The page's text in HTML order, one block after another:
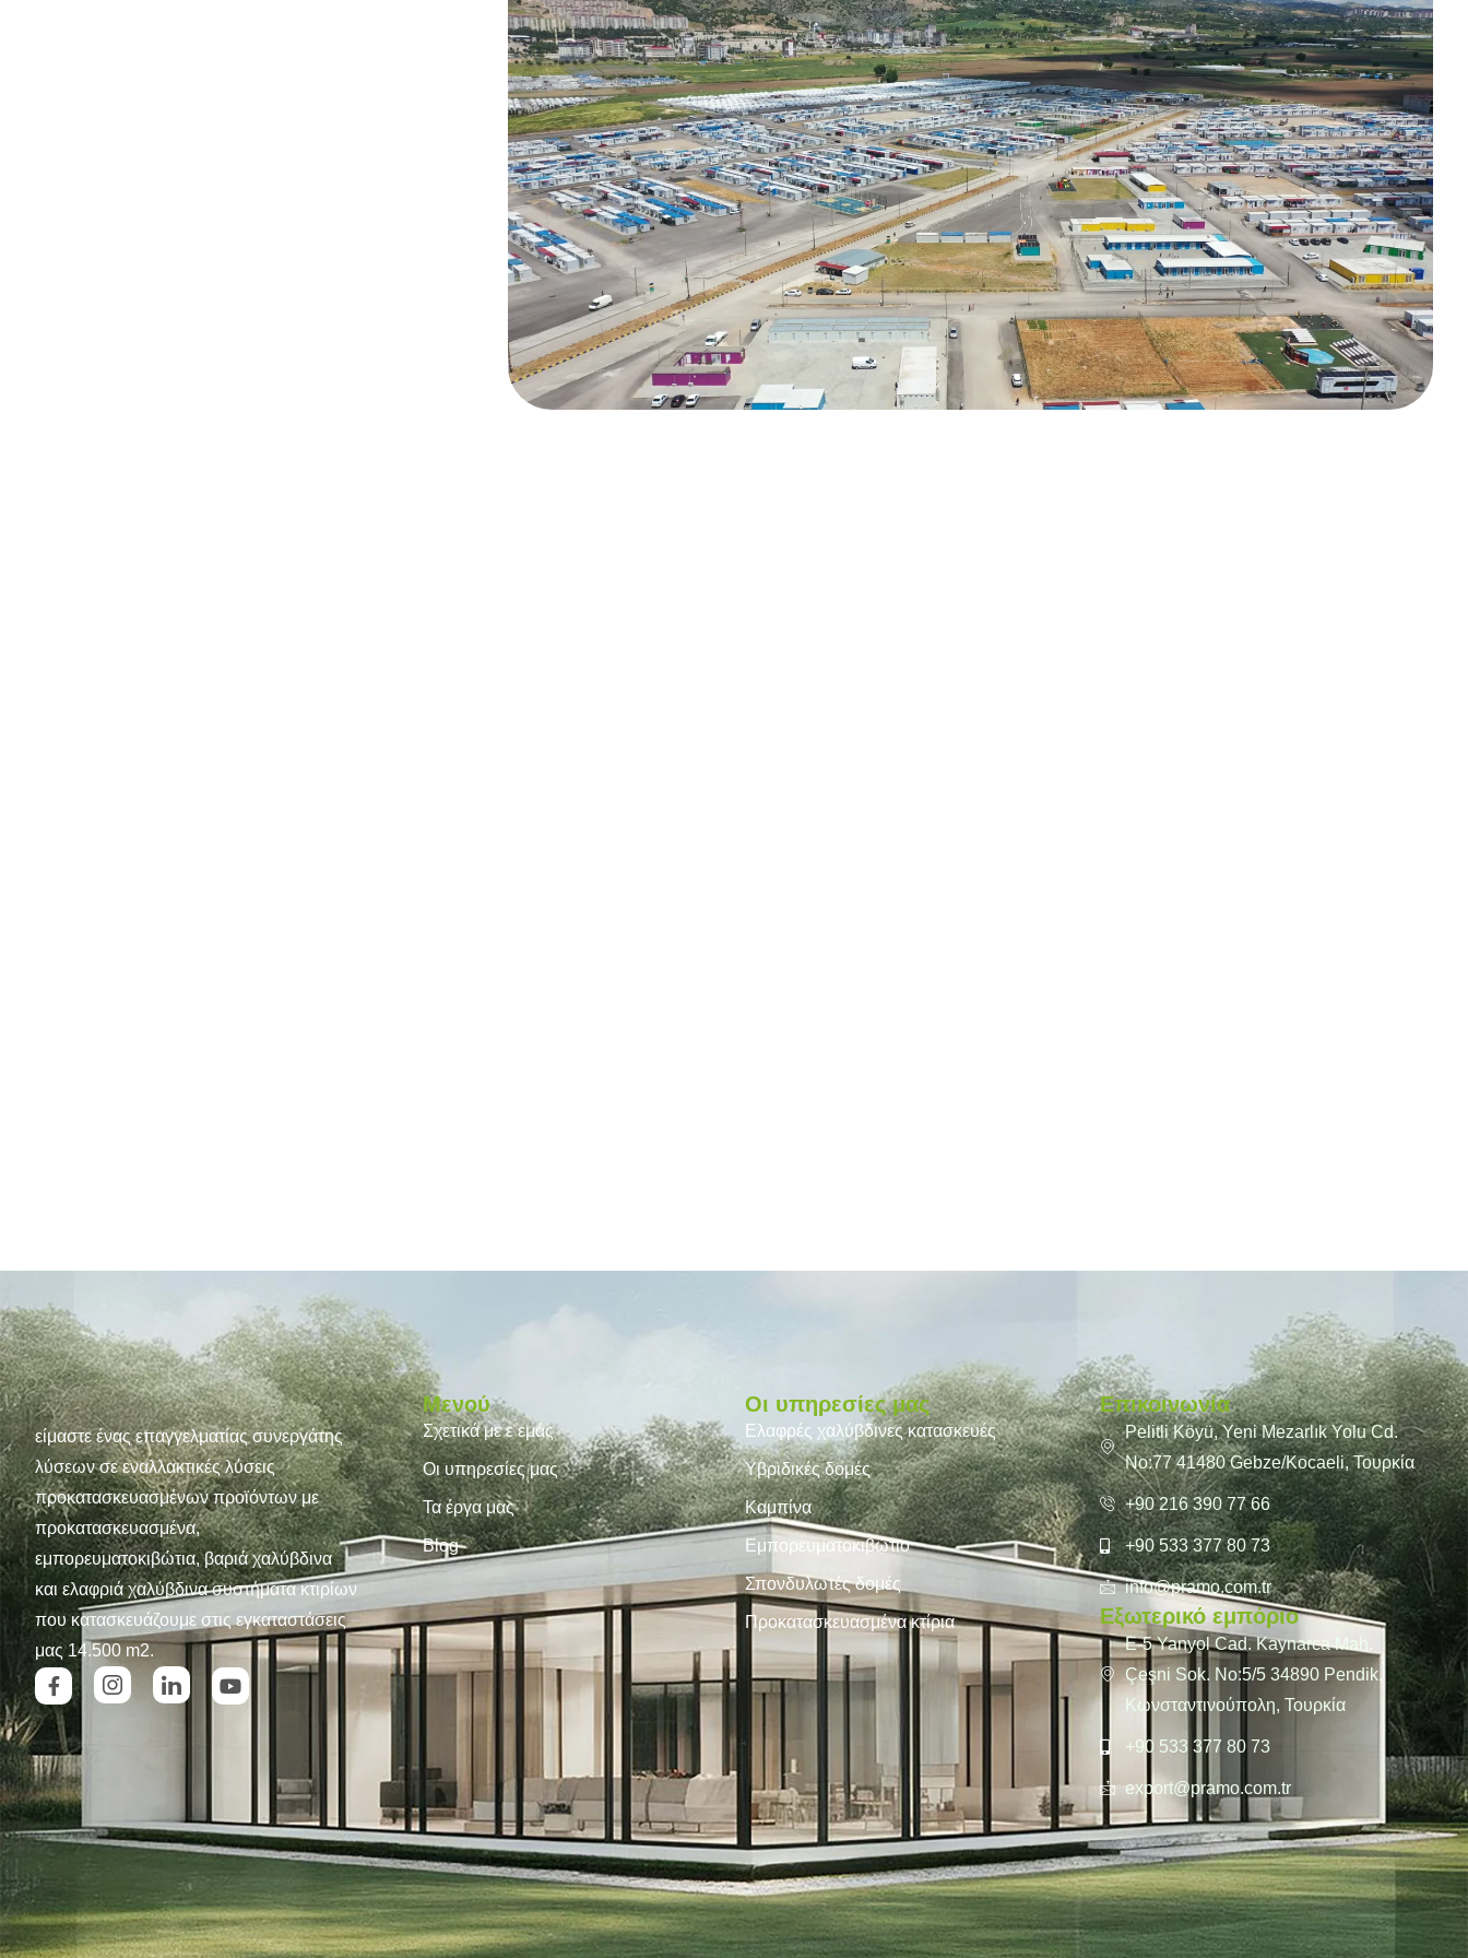
είμαστε ένας επαγγελματίας συνεργάτης
λύσεων σε εναλλακτικές λύσεις
προκατασκευασμένων προϊόντων με
προκατασκευασμένα,
εμπορευματοκιβώτια, βαριά χαλύβδινα
και ελαφριά χαλύβδινα συστήματα κτιρίων
που κατασκευάζουμε στις εγκαταστάσεις
μας 14.500 m2.
Μενού
Σχετικά με ε εμάς
Οι υπηρεσίες μας
Τα έργα μας
Blog
Οι υπηρεσίες μας
Ελαφρές χαλύβδινες κατασκευές
Υβριδικές δομές
Καμπίνα
Εμπορευματοκιβώτιο
Σπονδυλωτές δομές
Προκατασκευασμένα κτίρια
Επικοινωνία
Pelitli Köyü, Yeni Mezarlık Yolu Cd.
No:77 41480 Gebze/Kocaeli, Τουρκία
+90 216 390 77 66
+90 533 377 80 73
info@pramo.com.tr
Εξωτερικό εμπόριο
E-5 Yanyol Cad. Kaynarca Mah.
Çeşni Sok. No:5/5 34890 Pendik,
Κωνσταντινούπολη, Τουρκία
+90 533 377 80 73
export@pramo.com.tr